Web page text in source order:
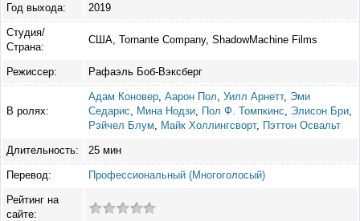
Год выхода: 2019
Студия/
Страна:
США, Tornante Company, ShadowMachine Films
Режиссер: Рафаэль Боб-Вэксберг
В ролях:
Адам Коновер Аарон Пол Уилл Арнетт, Эми
Седарис
Мина Нодзи Пол Ф. Томпкинс Элисон Бри
Рэйчел Блум
Майк Холлингсворт, Пэттон Освальт
Длительность: 25 мин
Перевод: Профессиональный (Многоголосый)
Рейтинг на
сайте: